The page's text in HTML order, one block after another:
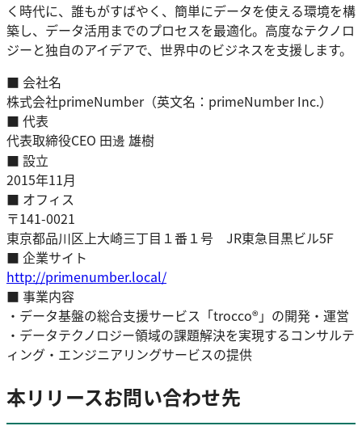
く時代に、誰もがすばやく、簡単にデータを使える環境を構
築し、データ活用までのプロセスを最適化。高度なテクノロ
ジーと独自のアイデアで、世界中のビジネスを支援します。
■ 会社名
株式会社primeNumber（英文名：primeNumber Inc.）
■ 代表
代表取締役CEO 田邊 雄樹
■ 設立
2015年11月
■ オフィス
〒141-0021
東京都品川区上大崎三丁目１番１号 JR東急目黒ビル5F
■ 企業サイト
http://primenumber.local/
■ 事業内容
・データ基盤の総合支援サービス「trocco®」の開発・運営
・データテクノロジー領域の課題解決を実現するコンサルテ
ィング・エンジニアリングサービスの提供
本リリースお問い合わせ先